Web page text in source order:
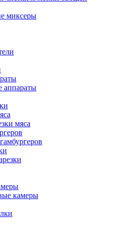
миксеры
аппараты
мяса
камеры